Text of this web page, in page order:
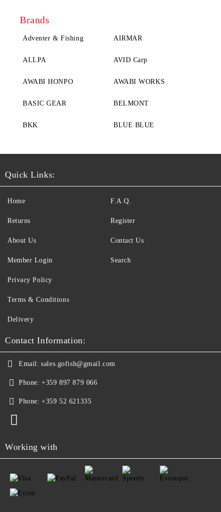
Brands
Adventer & Fishing AIRMAR
ALLPA AVID Carp
AWABI HONPO AWABI WORKS
BASIC GEAR BELMONT
BKK BLUE BLUE
Quick Links:
Home
Returns
About Us
Member Login
F.A.Q.
Register
Contact Us
Search
Privacy Policy
Terms & Conditions
Delivery
Contact Information:
Email: sales.gofish@gmail.com
Phone: +359 897 879 066
Phone: +359 52 621335
Working with